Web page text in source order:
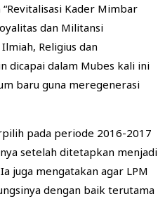
Kader Mimbar
dan Militansi
Religius dan
dicapai dalam Mubes kali ini
baru guna meregenerasi
pada periode 2016-2017
setelah ditetapkan menjadi
juga mengatakan agar LPM
dengan baik terutama